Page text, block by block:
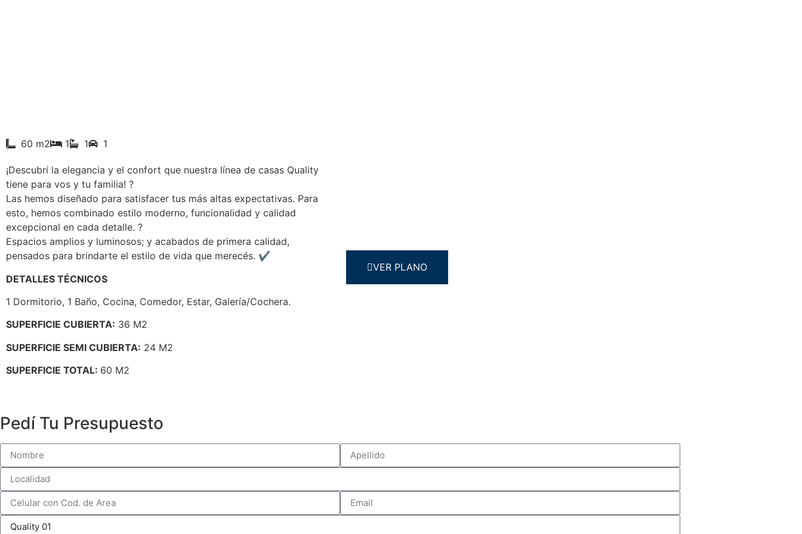
60 m2 1 1 1
¡Descubrí la elegancia y el confort que nuestra línea de casas Quality
tiene para vos y tu familia! ?
Las hemos diseñado para satisfacer tus más altas expectativas. Para
esto, hemos combinado estilo moderno, funcionalidad y calidad
excepcional en cada detalle. ?
Espacios amplios y luminosos; y acabados de primera calidad,
pensados para brindarte el estilo de vida que merecés. ✔️
DETALLES TÉCNICOS
1 Dormitorio, 1 Baño, Cocina, Comedor, Estar, Galería/Cochera.
SUPERFICIE CUBIERTA: 36 M2
SUPERFICIE SEMI CUBIERTA: 24 M2
SUPERFICIE TOTAL: 60 M2
VER PLANO
Pedí Tu Presupuesto